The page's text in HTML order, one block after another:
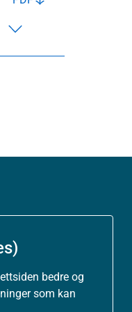
bedre og
som kan